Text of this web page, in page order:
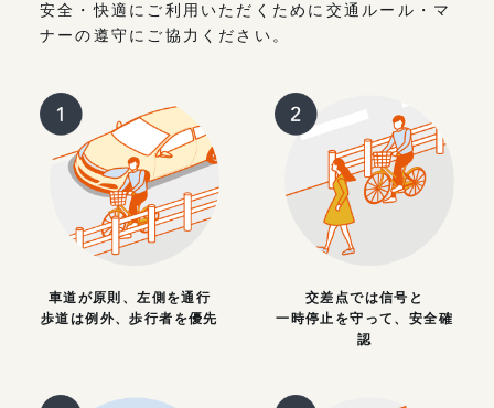
安全・快適にご利用いただくために交通ルール・マ
ナーの遵守にご協力ください。
車道が原則、左側を通行
歩道は例外、歩行者を優先
交差点では信号と
一時停止を守って、安全確
認